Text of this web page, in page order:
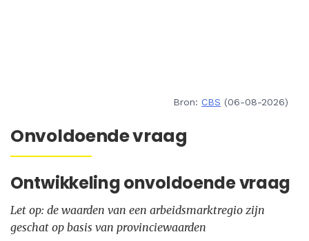
Bron: CBS (06-08-2026)
Onvoldoende vraag
Ontwikkeling onvoldoende vraag
Let op: de waarden van een arbeidsmarktregio zijn
geschat op basis van provinciewaarden